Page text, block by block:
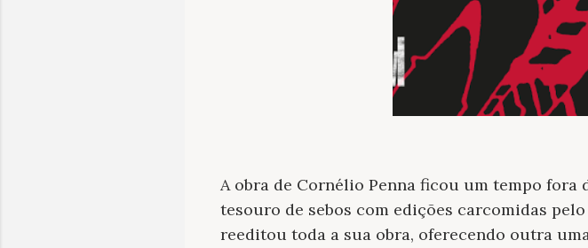
A obra de Cornélio Penna ficou um tempo fora
tesouro de sebos com edições carcomidas
reeditou toda a sua obra, oferecendo outra